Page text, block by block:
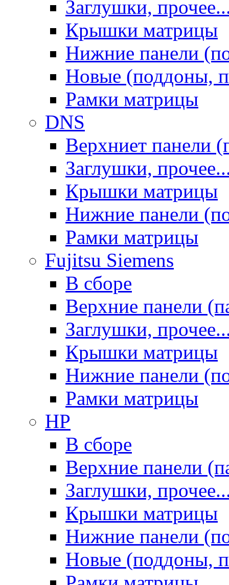
Заглушки,
Крышки матрицы
Нижние панели
Новые (поддоны,
Рамки матрицы
DNS
Верхниет панели
Заглушки,
Крышки матрицы
Нижние панели
Рамки матрицы
Fujitsu Siemens
В сборе
Верхние панели
Заглушки,
Крышки матрицы
Нижние панели
Рамки матрицы
HP
В сборе
Верхние панели
Заглушки,
Крышки матрицы
Нижние панели
Новые (поддоны,